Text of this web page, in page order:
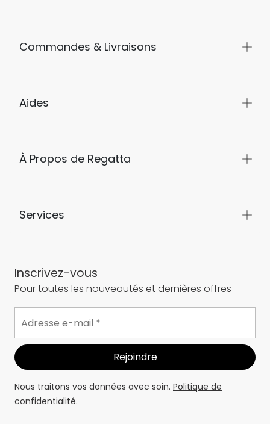
Commandes & Livraisons
Aides
À Propos de Regatta
Services
Inscrivez-vous
Pour toutes les nouveautés et dernières offres
Nous traitons vos données avec soin. Politique de
confidentialité.